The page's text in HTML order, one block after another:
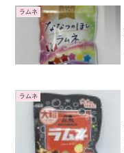
ラムネ
ラムネ